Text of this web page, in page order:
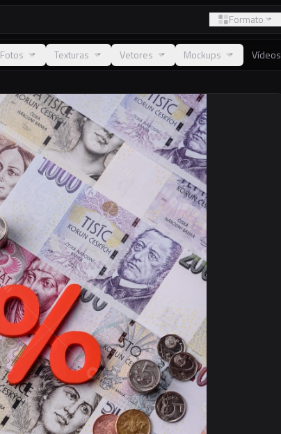
Formato
Fotos Texturas Vetores Mockups Vídeos